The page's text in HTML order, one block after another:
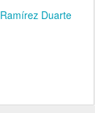
Duarte